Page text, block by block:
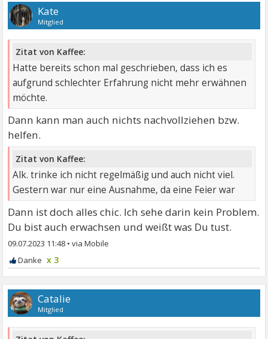
Kate
Mitglied
Zitat von Kaffee:
Hatte bereits schon mal geschrieben, dass ich es
aufgrund schlechter Erfahrung nicht mehr erwähnen
möchte.
Dann kann man auch nichts nachvollziehen bzw.
helfen.
Zitat von Kaffee:
Alk. trinke ich nicht regelmäßig und auch nicht viel.
Gestern war nur eine Ausnahme, da eine Feier war
Dann ist doch alles chic. Ich sehe darin kein Problem.
Du bist auch erwachsen und weißt was Du tust.
09.07.2023 11:48 •
x 3
Catalie
Mitglied